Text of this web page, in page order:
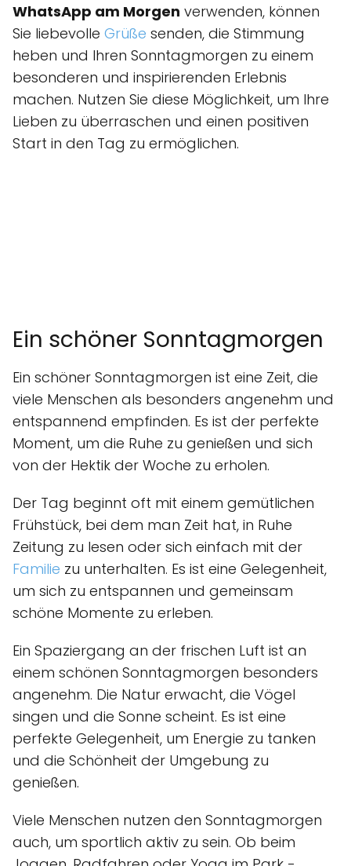
WhatsApp am Morgen verwenden, können
Sie liebevolle Grüße senden, die Stimmung
heben und Ihren Sonntagmorgen zu einem
besonderen und inspirierenden Erlebnis
machen. Nutzen Sie diese Möglichkeit, um Ihre
Lieben zu überraschen und einen positiven
Start in den Tag zu ermöglichen.
Ein schöner Sonntagmorgen
Ein schöner Sonntagmorgen ist eine Zeit, die
viele Menschen als besonders angenehm und
entspannend empfinden. Es ist der perfekte
Moment, um die Ruhe zu genießen und sich
von der Hektik der Woche zu erholen.
Der Tag beginnt oft mit einem gemütlichen
Frühstück, bei dem man Zeit hat, in Ruhe
Zeitung zu lesen oder sich einfach mit der
Familie zu unterhalten. Es ist eine Gelegenheit,
um sich zu entspannen und gemeinsam
schöne Momente zu erleben.
Ein Spaziergang an der frischen Luft ist an
einem schönen Sonntagmorgen besonders
angenehm. Die Natur erwacht, die Vögel
singen und die Sonne scheint. Es ist eine
perfekte Gelegenheit, um Energie zu tanken
und die Schönheit der Umgebung zu
genießen.
Viele Menschen nutzen den Sonntagmorgen
auch, um sportlich aktiv zu sein. Ob beim